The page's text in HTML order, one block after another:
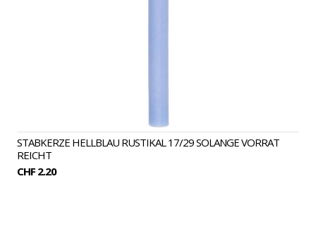
STABKERZE HELLBLAU RUSTIKAL 17/29 SOLANGE VORRAT
REICHT
CHF 2.20